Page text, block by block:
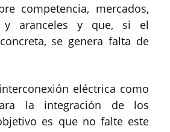
competencia, mercados,
y aranceles y que, si el
se genera falta de
eléctrica como
la integración de los
es que no falte este